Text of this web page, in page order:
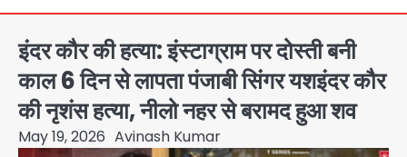
इंदर कौर की हत्या: इंस्टाग्राम पर दोस्ती बनी
काल 6 दिन से लापता पंजाबी सिंगर यशइंदर कौर
की नृशंस हत्या, नीलो नहर से बरामद हुआ शव
May 19, 2026 Avinash Kumar